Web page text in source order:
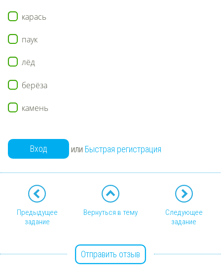
карась
паук
лёд
берёза
камень
Вход или Быстрая регистрация
Предыдущее
задание
Вернуться в тему
Следующее
задание
Отправить отзыв